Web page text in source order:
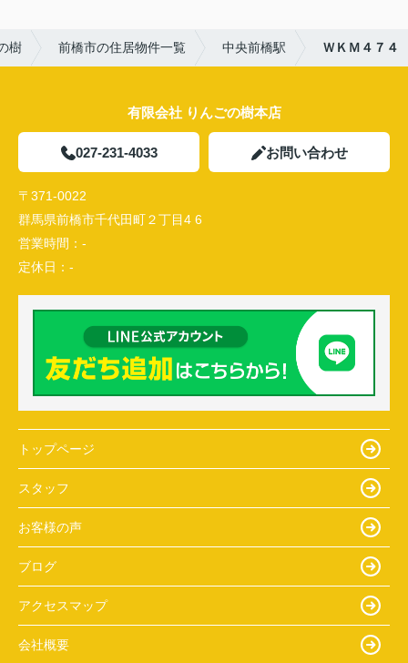
樹 前橋市の住居物件一覧 中央前橋駅 ＷＫＭ４７４
有限会社 りんごの樹本店
027-231-4033 お問い合わせ
〒371-0022
群馬県前橋市千代田町２丁目4 6
営業時間： -
定休日： -
トップページ
スタッフ
お客様の声
ブログ
アクセスマップ
会社概要